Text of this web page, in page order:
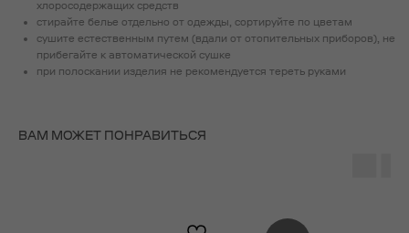
хлоросодержащих средств
стирайте белье отдельно от одежды, сортируйте по цветам
сушите естественным путем (вдали от отопительных приборов), не
прибегайте к автоматической сушке
при полоскании изделия не рекомендуется тереть руками
ВАМ МОЖЕТ ПОНРАВИТЬСЯ